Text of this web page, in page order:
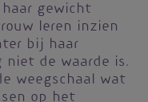
haar gewicht
leren inzien
bij haar
niet de waarde is.
weegschaal wat
op het